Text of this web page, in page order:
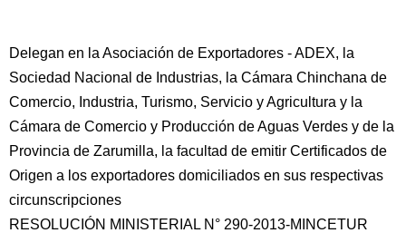
Delegan en la Asociación de Exportadores - ADEX, la
Sociedad Nacional de Industrias, la Cámara Chinchana de
Comercio, Industria, Turismo, Servicio y Agricultura y la
Cámara de Comercio y Producción de Aguas Verdes y de la
Provincia de Zarumilla, la facultad de emitir Certificados de
Origen a los exportadores domiciliados en sus respectivas
circunscripciones
RESOLUCIÓN MINISTERIAL N° 290-2013-MINCETUR